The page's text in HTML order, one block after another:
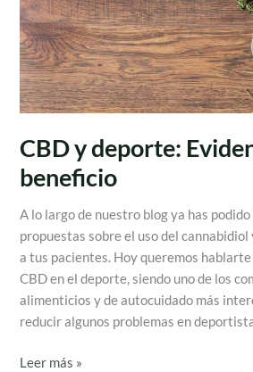
CBD y deporte:
beneficio
A lo largo de nuestro blog ya has
propuestas sobre el uso del cannabidiol
a tus pacientes. Hoy queremos
CBD en el deporte, siendo uno de los
alimenticios y de autocuidado más
reducir algunos problemas en
deporte:
Evidencia
clínica
y
beneficio
Leer más »